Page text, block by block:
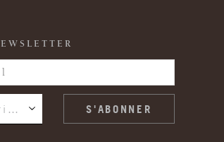
États-Unis d'Amérique